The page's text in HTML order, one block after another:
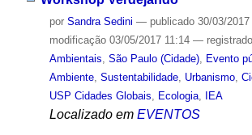
por Sandra Sedini — publicado30/03/2017
modificação03/05/2017 11:14 —
Ambientais, São Paulo (Cidade), Evento
Ambiente, Sustentabilidade, Urbanismo,
USP Cidades Globais, Ecologia, IEA
Localizado em EVENTOS